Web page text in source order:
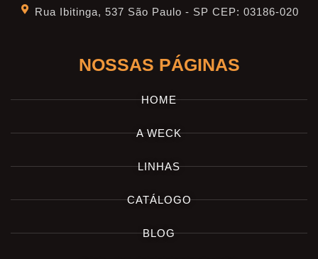
Rua Ibitinga, 537 São Paulo - SP CEP: 03186-020
NOSSAS PÁGINAS
HOME
A WECK
LINHAS
CATÁLOGO
BLOG